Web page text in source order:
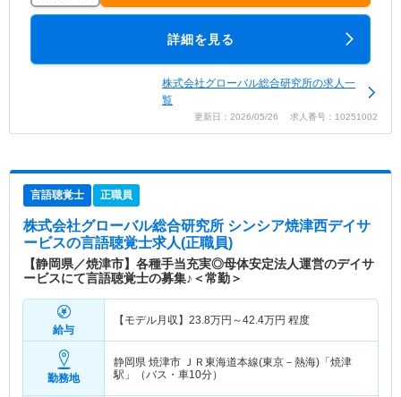
詳細を見る
株式会社グローバル総合研究所の求人一
覧
更新日：2026/05/26 求人番号：10251002
言語聴覚士 正職員
株式会社グローバル総合研究所 シンシア焼津西デイサ
ービスの言語聴覚士求人(正職員)
【静岡県／焼津市】各種手当充実◎母体安定法人運営のデイサ
ービスにて言語聴覚士の募集♪＜常勤＞
給与
【モデル月収】 23.8万円～42.4万円 程度
勤務地
静岡県 焼津市 ＪＲ東海道本線(東京－熱海)「焼津
駅」（バス・車10分）